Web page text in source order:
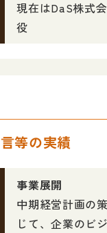
現在はDaS株式
役
等の実績
事業展開
中期経営計画の
じて、企業のビ